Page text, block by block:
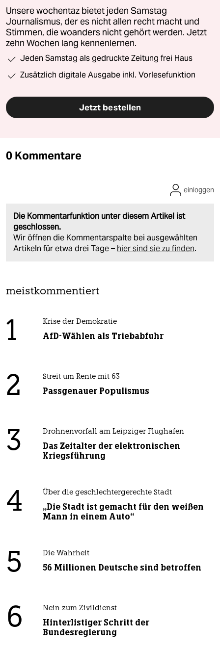
Unsere wochentaz bietet jeden Samstag
Journalismus, der es nicht allen recht macht und
Stimmen, die woanders nicht gehört werden. Jetzt
zehn Wochen lang kennenlernen.
Jeden Samstag als gedruckte Zeitung frei Haus
Zusätzlich digitale Ausgabe inkl. Vorlesefunktion
Jetzt bestellen
0 Kommentare
Die Kommentarfunktion unter diesem Artikel ist
geschlossen.
Wir öffnen die Kommentarspalte bei ausgewählten
Artikeln für etwa drei Tage – hier sind sie zu finden.
einloggen
meistkommentiert
1 Krise der Demokratie
AfD-Wählen als Triebabfuhr
2 Streit um Rente mit 63
Passgenauer Populismus
3 Drohnenvorfall am Leipziger Flughafen
Das Zeitalter der elektronischen
Kriegsführung
4 Über die geschlechtergerechte Stadt
„Die Stadt ist gemacht für den weißen
Mann in einem Auto“
5 Die Wahrheit
56 Millionen Deutsche sind betroffen
6 Nein zum Zivildienst
Hinterlistiger Schritt der
Bundesregierung